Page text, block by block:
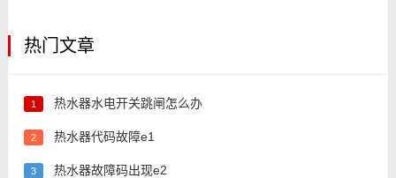
热门文章
1 热水器水电开关跳闸怎么办
2 热水器代码故障e1
3 热水器故障码出现e2